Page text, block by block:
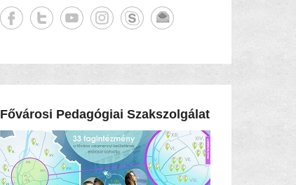
Fővárosi Pedagógiai Szakszolgálat